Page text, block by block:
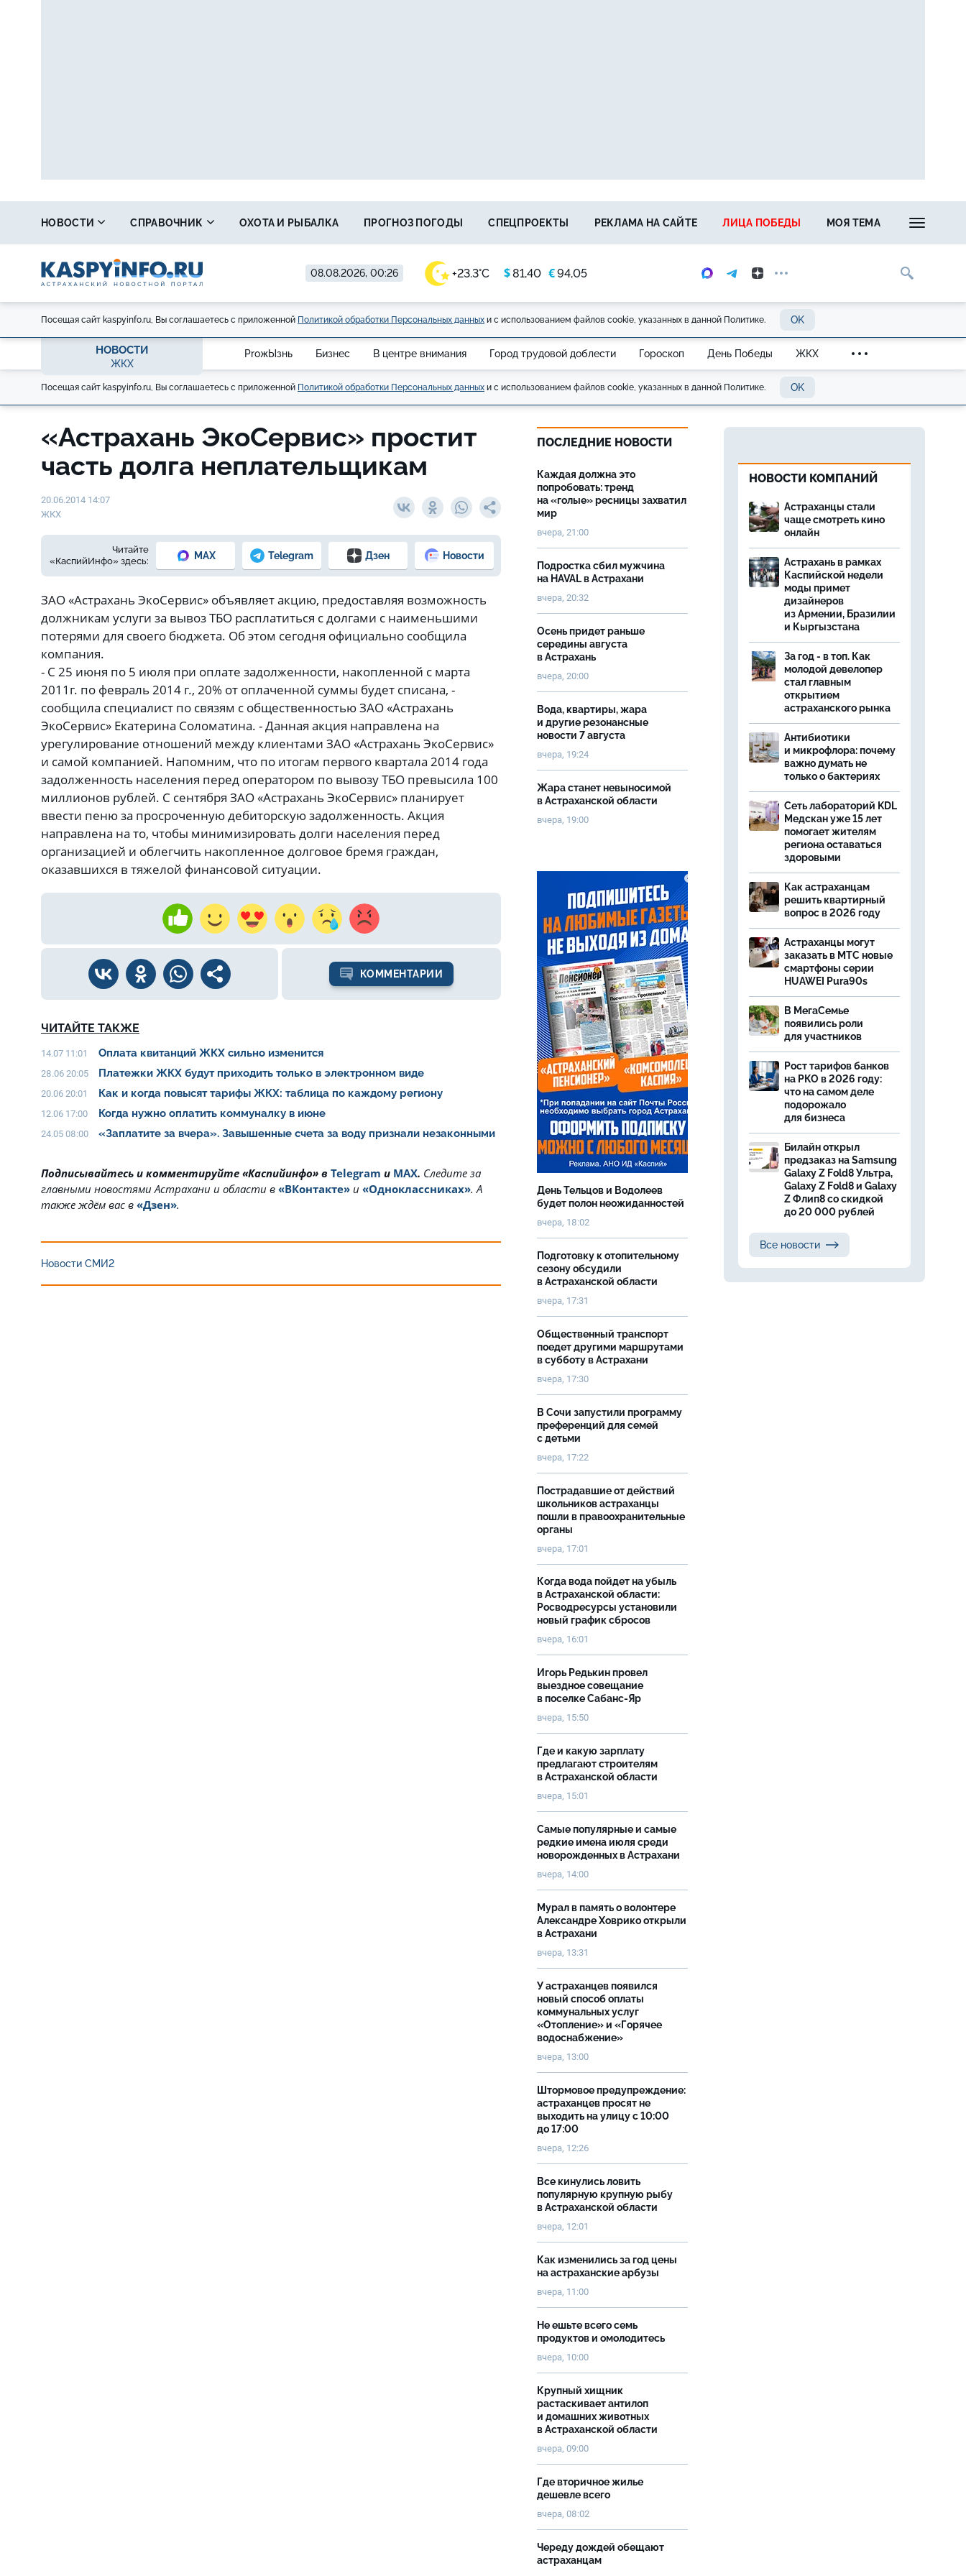
08.08.2026, 00:26 +23.3°C $81,40 €94,05
НОВОСТИ СПРАВОЧНИК ОХОТА И РЫБАЛКА ПРОГНОЗ ПОГОДЫ СПЕЦПРОЕКТЫ РЕКЛАМА НА САЙТЕ ЛИЦА ПОБЕДЫ МОЯ ТЕМА
Посещая сайт kaspyinfo.ru, Вы соглашаетесь с приложенной Политикой обработки Персональных данных и с использованием файлов cookie, указанных в данной Политике. OK
НОВОСТИ
ЖКХ
ProжЫзнь Бизнес В центре внимания Город трудовой доблести Гороскоп День Победы ЖКХ
Посещая сайт kaspyinfo.ru, Вы соглашаетесь с приложенной Политикой обработки Персональных данных и с использованием файлов cookie, указанных в данной Политике. OK
«Астрахань ЭкоСервис» простит
часть долга неплательщикам
20.06.2014 14:07
ЖКХ
Читайте
«КаспийИнфо» здесь:
MAX Telegram Дзен Новости
ЗАО «Астрахань ЭкоСервис» объявляет акцию, предоставляя возможность
должникам услуги за вывоз ТБО расплатиться с долгами с наименьшими
потерями для своего бюджета. Об этом сегодня официально сообщила
компания.
- С 25 июня по 5 июля при оплате задолженности, накопленной с марта
2011г. по февраль 2014 г., 20% от оплаченной суммы будет списана, -
сообщила специалист по связям с общественностью ЗАО «Астрахань
ЭкоСервис» Екатерина Соломатина. - Данная акция направлена на
урегулирование отношений между клиентами ЗАО «Астрахань ЭкоСервис»
и самой компанией. Напомним, что по итогам первого квартала 2014 года
задолженность населения перед оператором по вывозу ТБО превысила 100
миллионов рублей. С сентября ЗАО «Астрахань ЭкоСервис» планирует
ввести пеню за просроченную дебиторскую задолженность. Акция
направлена на то, чтобы минимизировать долги населения перед
организацией и облегчить накопленное долговое бремя граждан,
оказавшихся в тяжелой финансовой ситуации.
КОММЕНТАРИИ
ЧИТАЙТЕ ТАКЖЕ
14.07 11:01 Оплата квитанций ЖКХ сильно изменится
28.06 20:05 Платежки ЖКХ будут приходить только в электронном виде
20.06 20:01 Как и когда повысят тарифы ЖКХ: таблица по каждому региону
12.06 17:00 Когда нужно оплатить коммуналку в июне
24.05 08:00 «Заплатите за вчера». Завышенные счета за воду признали незаконными
Подписывайтесь и комментируйте «Каспийинфо» в Telegram и MAX. Cледите за
главными новостями Астрахани и области в «ВКонтакте» и «Одноклассниках». А
также ждём вас в «Дзен».
Новости СМИ2
ПОСЛЕДНИЕ НОВОСТИ
Каждая должна это
попробовать: тренд
на «голые» ресницы захватил
мир
вчера, 21:00
Подростка сбил мужчина
на HAVAL в Астрахани
вчера, 20:32
Осень придет раньше
середины августа
в Астрахань
вчера, 20:00
Вода, квартиры, жара
и другие резонансные
новости 7 августа
вчера, 19:24
Жара станет невыносимой
в Астраханской области
вчера, 19:00
День Тельцов и Водолеев
будет полон неожиданностей
вчера, 18:02
Подготовку к отопительному
сезону обсудили
в Астраханской области
вчера, 17:31
Общественный транспорт
поедет другими маршрутами
в субботу в Астрахани
вчера, 17:30
В Сочи запустили программу
преференций для семей
с детьми
вчера, 17:22
Пострадавшие от действий
школьников астраханцы
пошли в правоохранительные
органы
вчера, 17:01
Когда вода пойдет на убыль
в Астраханской области:
Росводресурсы установили
новый график сбросов
вчера, 16:01
Игорь Редькин провел
выездное совещание
в поселке Сабанс-Яр
вчера, 15:50
Где и какую зарплату
предлагают строителям
в Астраханской области
вчера, 15:01
Самые популярные и самые
редкие имена июля среди
новорожденных в Астрахани
вчера, 14:00
Мурал в память о волонтере
Александре Ховрико открыли
в Астрахани
вчера, 13:31
У астраханцев появился
новый способ оплаты
коммунальных услуг
«Отопление» и «Горячее
водоснабжение»
вчера, 13:00
Штормовое предупреждение:
астраханцев просят не
выходить на улицу с 10:00
до 17:00
вчера, 12:26
Все кинулись ловить
популярную крупную рыбу
в Астраханской области
вчера, 12:01
Как изменились за год цены
на астраханские арбузы
вчера, 11:00
Не ешьте всего семь
продуктов и омолодитесь
вчера, 10:00
Крупный хищник
растаскивает антилоп
и домашних животных
в Астраханской области
вчера, 09:00
Где вторичное жилье
дешевле всего
вчера, 08:02
Череду дождей обещают
астраханцам
НОВОСТИ КОМПАНИЙ
Астраханцы стали
чаще смотреть кино
онлайн
Астрахань в рамках
Каспийской недели
моды примет
дизайнеров
из Армении, Бразилии
и Кыргызстана
За год - в топ. Как
молодой девелопер
стал главным
открытием
астраханского рынка
Антибиотики
и микрофлора: почему
важно думать не
только о бактериях
Сеть лабораторий KDL
Медскан уже 15 лет
помогает жителям
региона оставаться
здоровыми
Как астраханцам
решить квартирный
вопрос в 2026 году
Астраханцы могут
заказать в МТС новые
смартфоны серии
HUAWEI Pura90s
В МегаСемье
появились роли
для участников
Рост тарифов банков
на РКО в 2026 году:
что на самом деле
подорожало
для бизнеса
Билайн открыл
предзаказ на Samsung
Galaxy Z Fold8 Ультра,
Galaxy Z Fold8 и Galaxy
Z Флип8 со скидкой
до 20 000 рублей
Все новости